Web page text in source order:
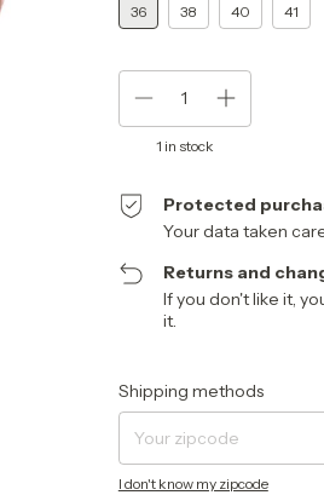
36 38 40 41
1 in stock
Protected
Your data taken
Returns and
If you don't like it,
it.
Shipping for zipcode:
Shipping methods
I don't know my zipcode